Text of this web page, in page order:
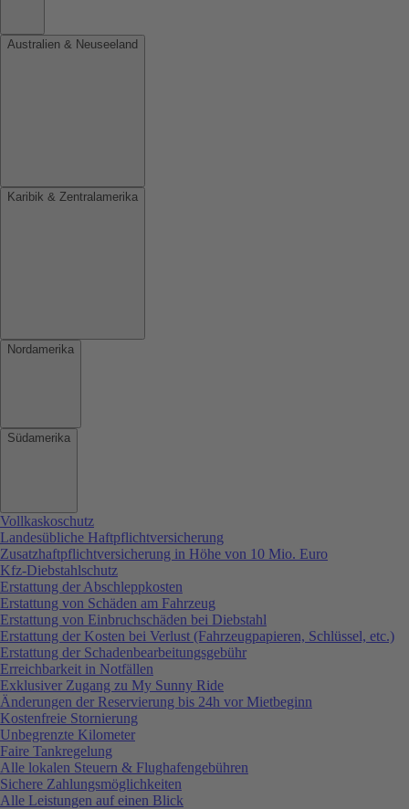
Australien & Neuseeland
Karibik & Zentralamerika
Nordamerika
Südamerika
Vollkaskoschutz
Landesübliche Haftpflichtversicherung
Zusatzhaftpflichtversicherung in Höhe von 10 Mio. Euro
Kfz-Diebstahlschutz
Erstattung der Abschleppkosten
Erstattung von Schäden am Fahrzeug
Erstattung von Einbruchschäden bei Diebstahl
Erstattung der Kosten bei Verlust (Fahrzeugpapieren, Schlüssel, etc.)
Erstattung der Schadenbearbeitungsgebühr
Erreichbarkeit in Notfällen
Exklusiver Zugang zu My Sunny Ride
Änderungen der Reservierung bis 24h vor Mietbeginn
Kostenfreie Stornierung
Unbegrenzte Kilometer
Faire Tankregelung
Alle lokalen Steuern & Flughafengebühren
Sichere Zahlungsmöglichkeiten
Alle Leistungen auf einen Blick